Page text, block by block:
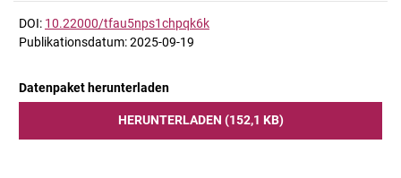
DOI: 10.22000/tfau5nps1chpqk6k
Publikationsdatum: 2025-09-19
Datenpaket herunterladen
HERUNTERLADEN (152,1 KB)